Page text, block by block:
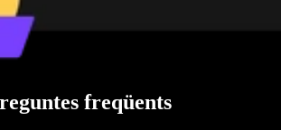
freqüents